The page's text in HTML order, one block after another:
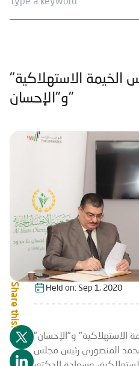
الخيمة الاستهلاكية"
و"الإحسان"
Share this: Held on:Sep 1, 2020
الاستهلاكية" و"الإحسان"
المنصوري رئيس مجلس